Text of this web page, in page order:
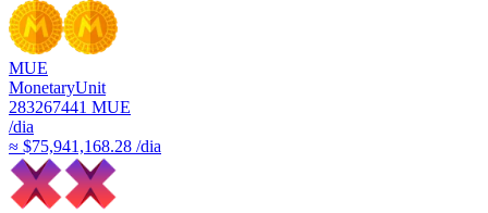
MUE
MonetaryUnit
283267441 MUE
/dia
≈ $75,941,168.28 /dia